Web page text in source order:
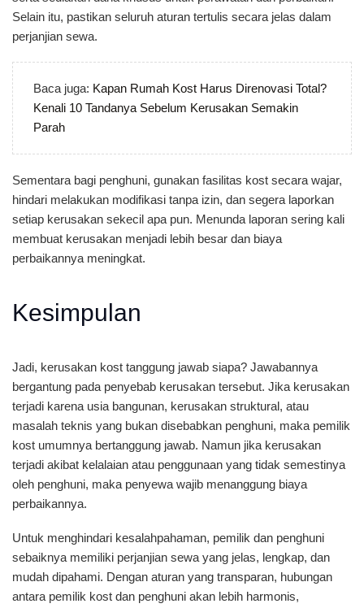
Selain itu, pastikan seluruh aturan tertulis secara jelas dalam
perjanjian sewa.
Baca juga: Kapan Rumah Kost Harus Direnovasi Total?
Kenali 10 Tandanya Sebelum Kerusakan Semakin
Parah
Sementara bagi penghuni, gunakan fasilitas kost secara wajar,
hindari melakukan modifikasi tanpa izin, dan segera laporkan
setiap kerusakan sekecil apa pun. Menunda laporan sering kali
membuat kerusakan menjadi lebih besar dan biaya
perbaikannya meningkat.
Kesimpulan
Jadi, kerusakan kost tanggung jawab siapa? Jawabannya
bergantung pada penyebab kerusakan tersebut. Jika kerusakan
terjadi karena usia bangunan, kerusakan struktural, atau
masalah teknis yang bukan disebabkan penghuni, maka pemilik
kost umumnya bertanggung jawab. Namun jika kerusakan
terjadi akibat kelalaian atau penggunaan yang tidak semestinya
oleh penghuni, maka penyewa wajib menanggung biaya
perbaikannya.
Untuk menghindari kesalahpahaman, pemilik dan penghuni
sebaiknya memiliki perjanjian sewa yang jelas, lengkap, dan
mudah dipahami. Dengan aturan yang transparan, hubungan
antara pemilik kost dan penghuni akan lebih harmonis,